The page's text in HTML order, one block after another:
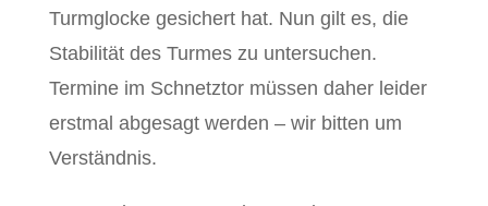
Turmglocke gesichert hat. Nun gilt es, die
Stabilität des Turmes zu untersuchen.
Termine im Schnetztor müssen daher leider
erstmal abgesagt werden – wir bitten um
Verständnis.